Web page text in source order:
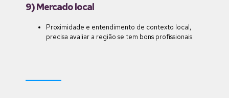
9) Mercado local
Proximidade e entendimento de contexto local,
precisa avaliar a região se tem bons profissionais.